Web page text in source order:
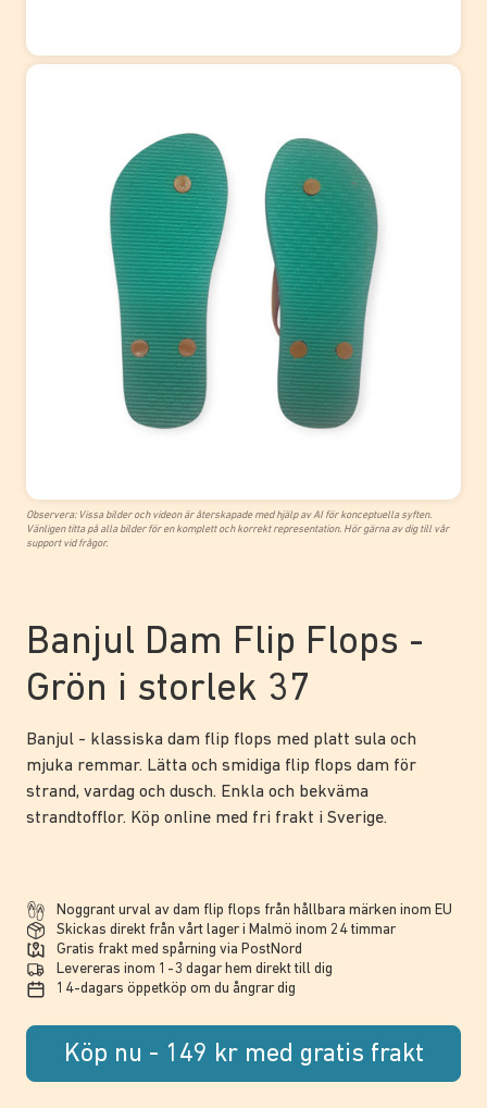
Observera: Vissa bilder och videon är återskapade med hjälp av AI för konceptuella syften.
Vänligen titta på alla bilder för en komplett och korrekt representation. Hör gärna av dig till vår
support vid frågor.
Banjul Dam Flip Flops -
Grön i storlek 37
Banjul - klassiska dam flip flops med platt sula och
mjuka remmar. Lätta och smidiga flip flops dam för
strand, vardag och dusch. Enkla och bekväma
strandtofflor. Köp online med fri frakt i Sverige.
Noggrant urval av dam flip flops från hållbara märken inom EU
Skickas direkt från vårt lager i Malmö inom 24 timmar
Gratis frakt med spårning via PostNord
Levereras inom 1-3 dagar hem direkt till dig
14-dagars öppetköp om du ångrar dig
Köp nu - 149 kr med gratis frakt